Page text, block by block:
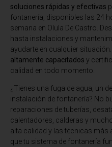
soluciones rápidas y efectivas
fontanería, disponibles las 24
semana en Olula De Castro.
hasta instalaciones y
ayudarte en cualquier
altamente capacitados y
calidad en todo momento.
¿Tienes una fuga de agua, un
instalación de fontanería? No
reparaciones de tuberías,
calentadores, calderas y
alta calidad y las técnicas
que tu sistema de fontanería